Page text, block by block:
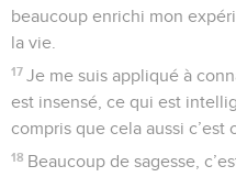
beaucoup enrichi mon
la vie.
17 Je me suis appliqué à
est insensé, ce qui est
compris que cela aussi c’est
18 Beaucoup de sagesse,